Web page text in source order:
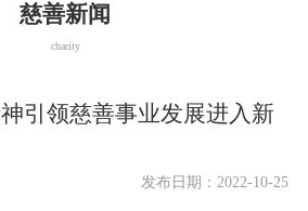
慈善新闻
charity
引领慈善事业发展进入新
发布日期：2022-10-25